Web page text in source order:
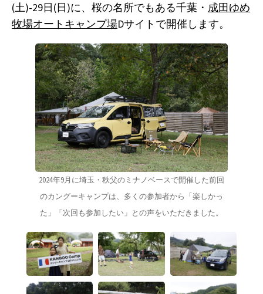
(土)-29日(日)に、桜の名所でもある千葉・ 成田ゆめ
牧場オートキャンプ場Dサイトで開催します。
2024年9月に埼玉・秩父のミナノベースで開催した前回
のカングーキャンプは、多くの参加者から「楽しかっ
た」「次回も参加したい」との声をいただきました。